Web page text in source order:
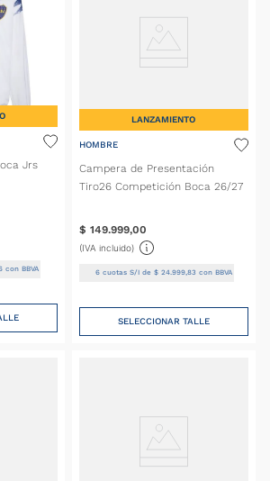
Jrs
con BBVA
LANZAMIENTO
HOMBRE
Campera de Presentación
Tiro26 Competición Boca 26/27
$ 149.999,00
(IVA incluido)
6cuotas S/I de $ 24. 999, 83con BBVA
SELECCIONAR TALLE